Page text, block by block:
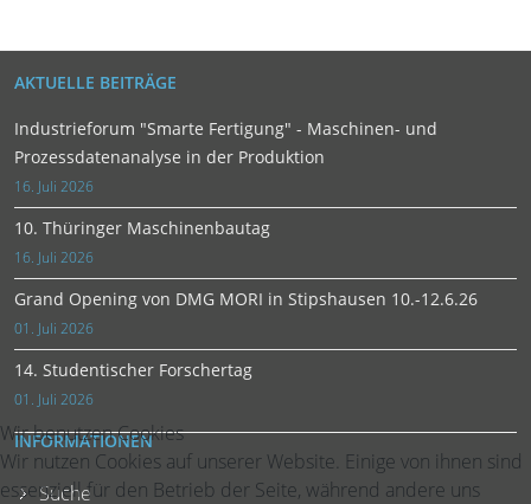
AKTUELLE BEITRÄGE
Industrieforum "Smarte Fertigung" - Maschinen- und
Prozessdatenanalyse in der Produktion
16. Juli 2026
10. Thüringer Maschinenbautag
16. Juli 2026
Grand Opening von DMG MORI in Stipshausen 10.-12.6.26
01. Juli 2026
14. Studentischer Forschertag
01. Juli 2026
INFORMATIONEN
Suche
Wir benutzen Cookies
Wir nutzen Cookies auf unserer Website. Einige von ihnen sind
essenziell für den Betrieb der Seite, während andere uns